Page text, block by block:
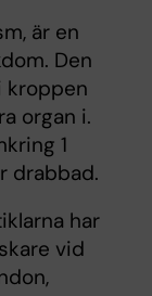
är en
Den
kroppen
organ i.
1
drabbad.
har
vid